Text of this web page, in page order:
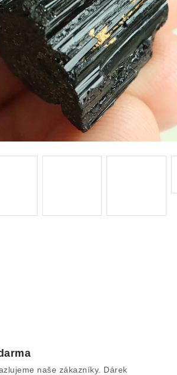
naše zákazníky. Dárek